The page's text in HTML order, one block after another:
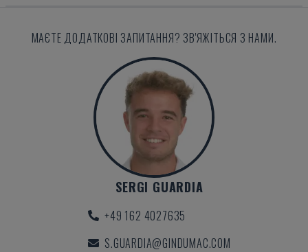
МАЄТЕ ДОДАТКОВІ ЗАПИТАННЯ? ЗВ'ЯЖІТЬСЯ З НАМИ.
SERGI GUARDIA
+49 162 4027635
S.GUARDIA@GINDUMAC.COM